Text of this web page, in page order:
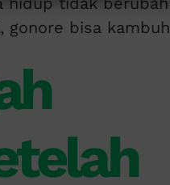
gonore bisa